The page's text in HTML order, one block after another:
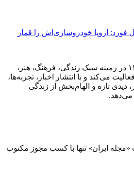
فورد: اروپا خودروسازی‌اش را قمار
«مجله ایران» از سال ۱۳۹۵ در زمینه سبک زندگی، فرهنگ، هنر،
می‌کند و با انتشار اخبار، تجربه‌ها،
دیدی تازه و الهام‌بخش از زندگی
می‌دهد.
ایران» تنها با کسب مجوز مکتوب